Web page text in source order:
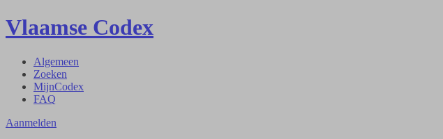
Vlaamse Codex
Algemeen
Zoeken
MijnCodex
FAQ
Aanmelden